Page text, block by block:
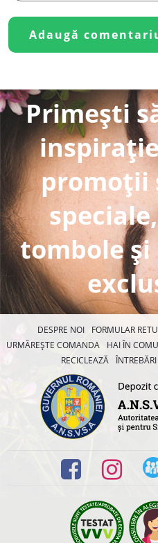
Primești
promoții
tombole
DESPRE NOI FORMULAR
URMĂREȘTE COMANDA
HAI ÎN
RECICLEAZĂ